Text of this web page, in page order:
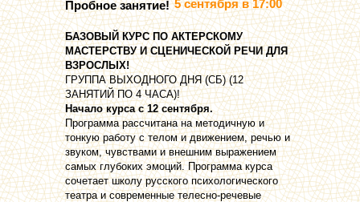
Пробное занятие! 5 сентября в 17:00
БАЗОВЫЙ КУРС ПО АКТЕРСКОМУ
МАСТЕРСТВУ И СЦЕНИЧЕСКОЙ РЕЧИ ДЛЯ
ВЗРОСЛЫХ!
ГРУППА ВЫХОДНОГО ДНЯ (СБ) (12
ЗАНЯТИЙ ПО 4 ЧАСА)!
Начало курса с 12 сентября.
Программа рассчитана на методичную и
тонкую работу с телом и движением, речью и
звуком, чувствами и внешним выражением
самых глубоких эмоций. Программа курса
сочетает школу русского психологического
театра и современные телесно-речевые